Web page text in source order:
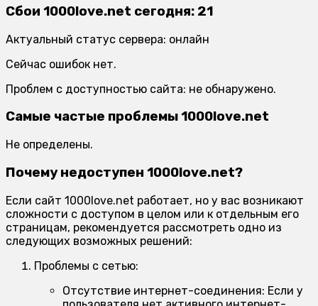
Сбои 1000love.net сегодня: 21
Актуальный статус сервера: онлайн
Сейчас ошибок нет.
Проблем с доступностью сайта: не обнаружено.
Самые частые проблемы 1000love.net
Не определены.
Почему недоступен 1000love.net?
Если сайт 1000love.net работает, но у вас возникают
сложности с доступом в целом или к отдельным его
страницам, рекомендуется рассмотреть одно из
следующих возможных решений:
Проблемы с сетью:
Отсутствие интернет-соединения: Если у